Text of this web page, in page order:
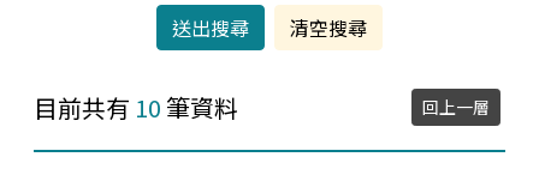
目前共有 10 筆資料 回上一層